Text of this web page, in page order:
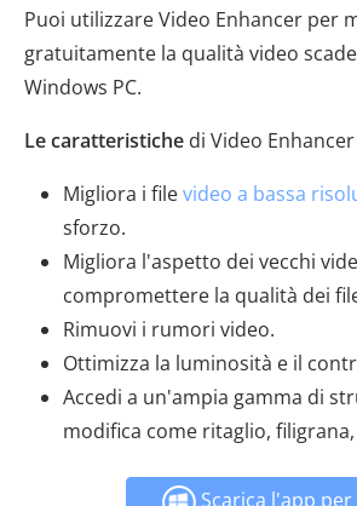
Puoi utilizzare Video Enhancer per
gratuitamente la qualità video
Windows PC.
Le caratteristiche di Video
Migliora i filevideo a bassa
sforzo.
Migliora l'aspetto dei vecchi
compromettere la qualità dei
Rimuovi i rumori video.
Ottimizza la luminosità e il
Accedi a un'ampia gamma di
modifica come ritaglio,
Scarica l'app per